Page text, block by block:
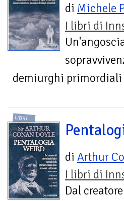
di Michele
I libri di
demiurghi primordiali
LIBRI
di Arthur
I libri di
Dal